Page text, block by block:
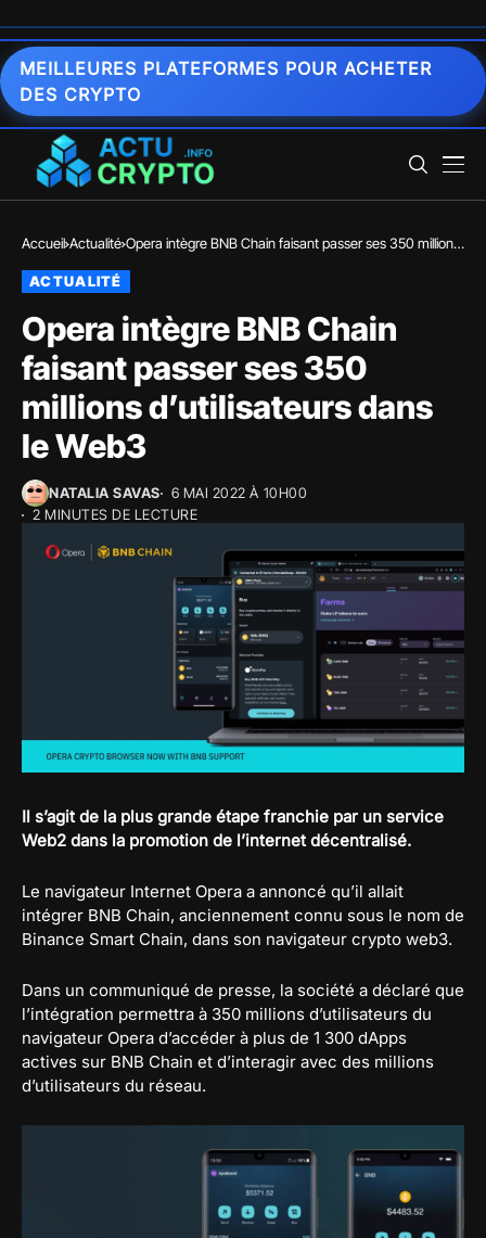
MEILLEURES PLATEFORMES POUR ACHETER
DES CRYPTO
Accueil Actualité Opera intègre BNB Chain faisant passer ses 350 millions
ACTUALITÉ
Opera intègre BNB Chain
faisant passer ses 350
millions d’utilisateurs dans
le Web3
NATALIA SAVAS
6 MAI 2022 À 10H00
2 MINUTES DE LECTURE
Il s’agit de la plus grande étape franchie par un service
Web2 dans la promotion de l’internet décentralisé.
Le navigateur Internet Opera a annoncé qu’il allait
intégrer BNB Chain, anciennement connu sous le nom de
Binance Smart Chain, dans son navigateur crypto web3.
Dans un communiqué de presse, la société a déclaré que
l’intégration permettra à 350 millions d’utilisateurs du
navigateur Opera d’accéder à plus de 1 300 dApps
actives sur BNB Chain et d’interagir avec des millions
d’utilisateurs du réseau.